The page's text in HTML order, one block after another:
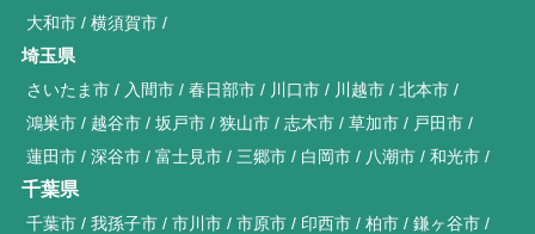
大和市
横須賀市
埼玉県
さいたま市 入間市 春日部市 川口市 川越市
北本市
鴻巣市
越谷市 坂戸市 狭山市 志木市 草加市
戸田市
蓮田市
深谷市 富士見市 三郷市 白岡市 八潮市 和光市
千葉県
千葉市 我孫子市 市川市 市原市 印西市 柏市
鎌ヶ谷市